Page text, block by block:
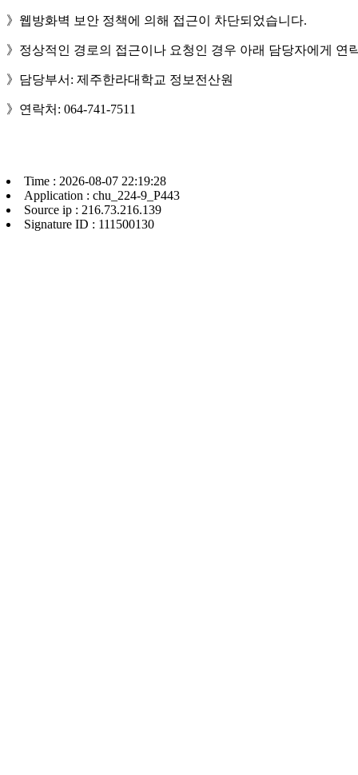
》웹방화벽 보안 정책에 의해 접근이 차단되었습니다.
》정상적인 경로의 접근이나 요청인 경우 아래 담당자에게 연
》담당부서: 제주한라대학교 정보전산원
》연락처: 064-741-7511
Time : 2026-08-07 22:19:28
Application : chu_224-9_P443
Source ip : 216.73.216.139
Signature ID : 111500130